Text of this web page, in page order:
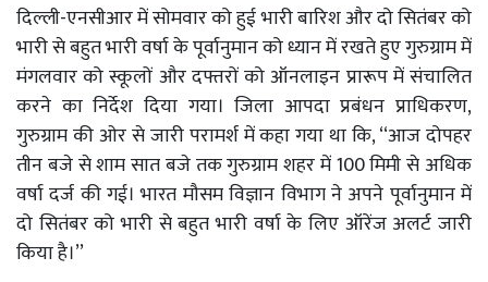
दिल्ली-एनसीआर में सोमवार को हुई भारी बारिश और दो सितंबर को
भारी से बहुत भारी वर्षा के पूर्वानुमान को ध्यान में रखते हुए गुरुग्राम में
मंगलवार को स्कूलों और दफ्तरों को ऑनलाइन प्रारूप में संचालित
करने का निर्देश दिया गया। जिला आपदा प्रबंधन प्राधिकरण,
गुरुग्राम की ओर से जारी परामर्श में कहा गया था कि, ‘‘आज दोपहर
तीन बजे से शाम सात बजे तक गुरुग्राम शहर में 100 मिमी से अधिक
वर्षा दर्ज की गई। भारत मौसम विज्ञान विभाग ने अपने पूर्वानुमान में
दो सितंबर को भारी से बहुत भारी वर्षा के लिए ऑरेंज अलर्ट जारी
किया है।’’